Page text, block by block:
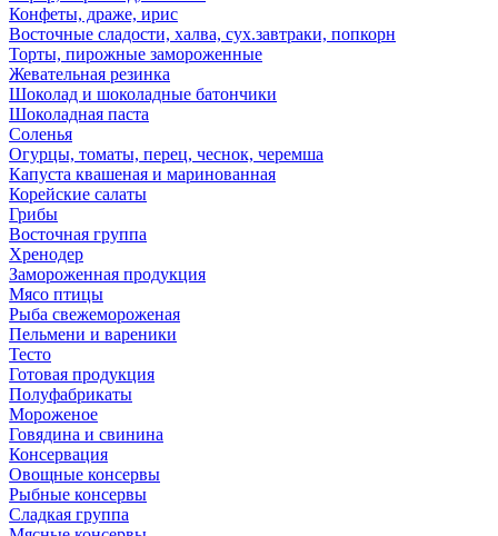
Конфеты, драже, ирис
Восточные сладости, халва, сух.завтраки, попкорн
Торты, пирожные замороженные
Жевательная резинка
Шоколад и шоколадные батончики
Шоколадная паста
Соленья
Огурцы, томаты, перец, чеснок, черемша
Капуста квашеная и маринованная
Корейские салаты
Грибы
Восточная группа
Хренодер
Замороженная продукция
Мясо птицы
Рыба свежемороженая
Пельмени и вареники
Тесто
Готовая продукция
Полуфабрикаты
Мороженое
Говядина и свинина
Консервация
Овощные консервы
Рыбные консервы
Сладкая группа